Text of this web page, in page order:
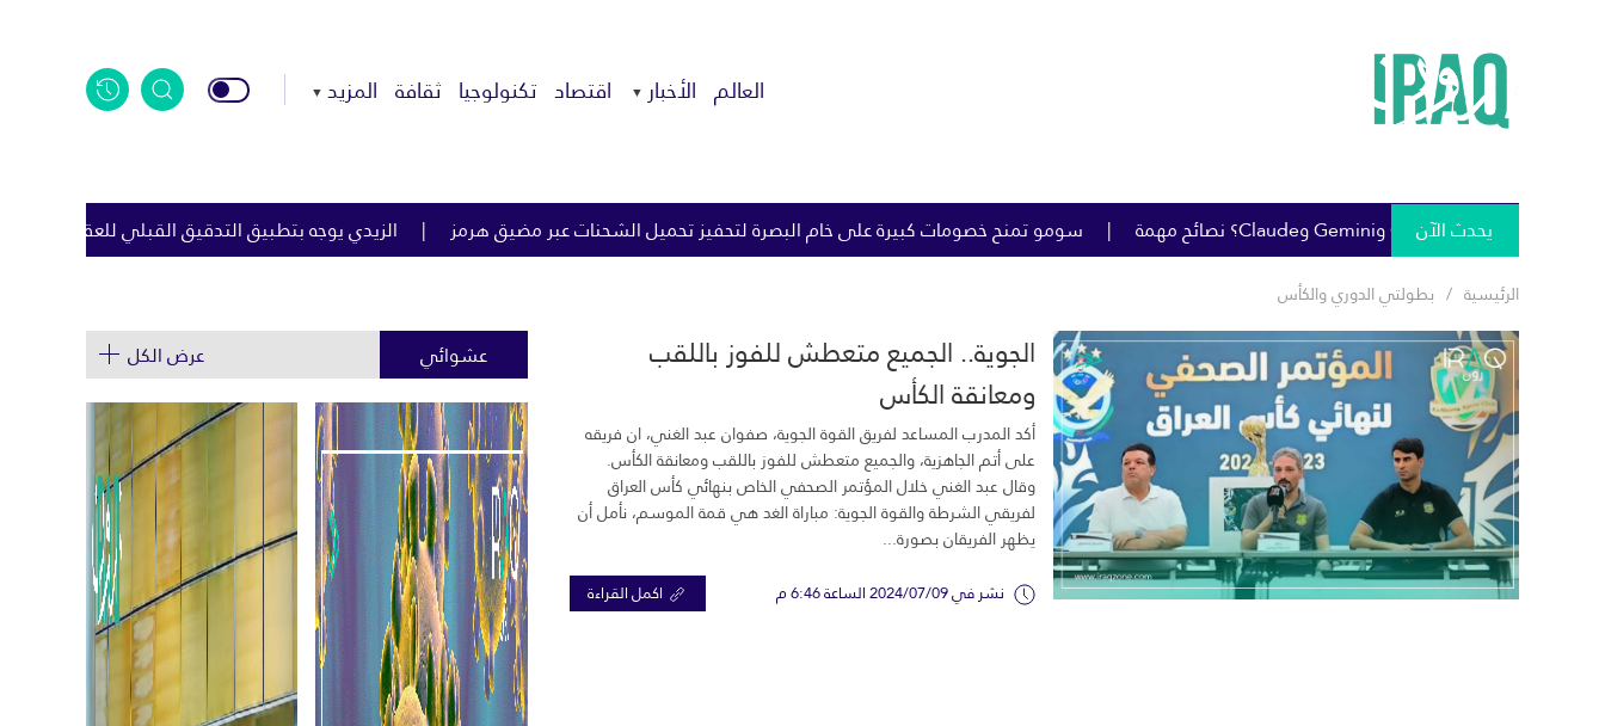
العالم الأخبار اقتصاد تكنولوجيا ثقافة المزيد
يحدث الآن سومو تمنح خصومات كبيرة على خام البصرة لتحفيز تحميل الشحنات عبر مضيق هرمز الزيدي يوجه بتطبيق التدقيق القبلي للعقود الحكومية لمكافحة الفساد
الرئيسية بطولتي الدوري والكأس
الجوية.. الجميع متعطش للفوز باللقب
ومعانقة الكأس
أكد المدرب المساعد لفريق القوة الجوية، صفوان عبد الغني، ان فريقه
على أتم الجاهزية، والجميع متعطش للفوز باللقب ومعانقة الكأس.
وقال عبد الغني خلال المؤتمر الصحفي الخاص بنهائي كأس العراق
لفريقي الشرطة والقوة الجوية: مباراة الغد هي قمة الموسم، نأمل أن
يظهر الفريقان بصورة...
نشر في 2024/07/09 الساعة 6:46 م اكمل القراءة
عشوائي عرض الكل